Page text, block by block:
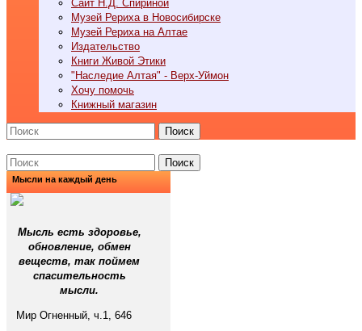
Сайт Н.Д. Спириной
Музей Рериха в Новосибирске
Музей Рериха на Алтае
Издательство
Книги Живой Этики
"Наследие Алтая" - Верх-Уймон
Хочу помочь
Книжный магазин
Поиск
Поиск
Мысли на каждый день
Мысль есть здоровье,
обновление, обмен
веществ, так поймем
спасительность
мысли.
Мир Огненный, ч.1, 646